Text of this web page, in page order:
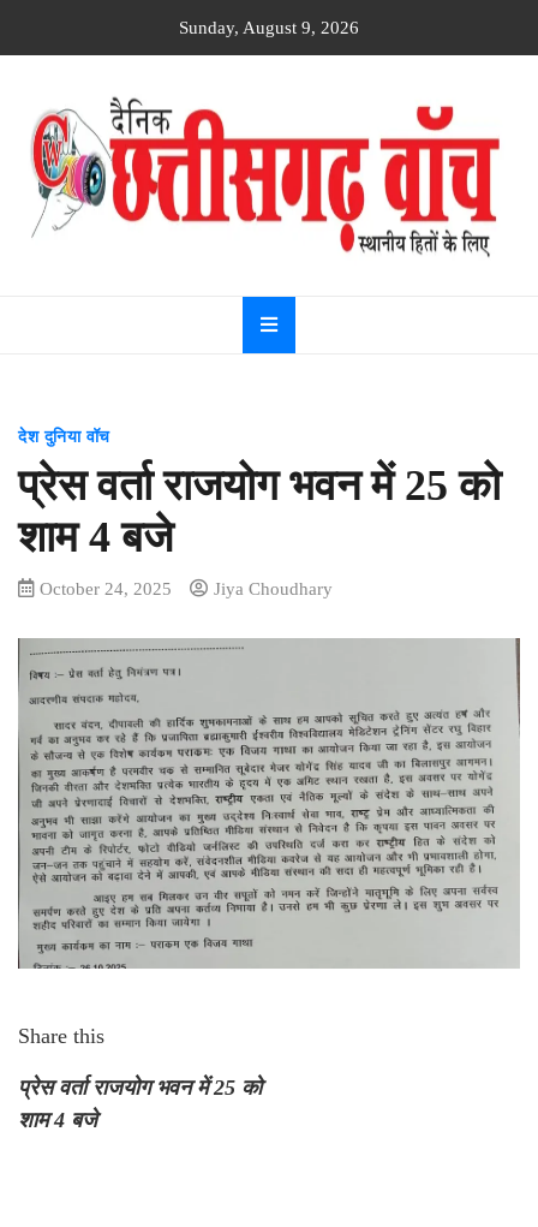
Sunday, August 9, 2026
Dainik
Chhattisgarh
watch
देश दुनिया वॉच
प्रेस वर्ता राजयोग भवन में 25 को
शाम 4 बजे
October 24, 2025 Jiya Choudhary
Share this
प्रेस वर्ता राजयोग भवन में 25 को
शाम 4 बजे